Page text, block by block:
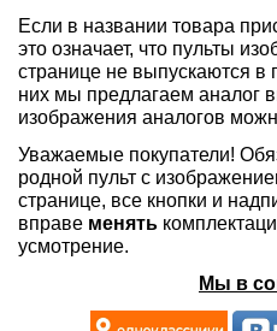
Если в названии товара
это означает, что пульты
странице не выпускаются в
них мы предлагаем аналог
изображения аналогов
Уважаемые покупатели!
родной пульт с
странице, все кнопки и
вправе менять
усмотрение.
Мы в